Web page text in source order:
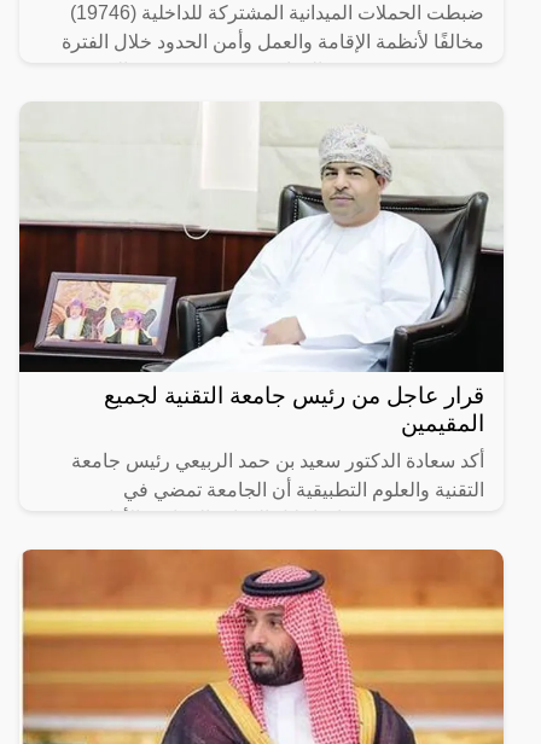
ضبطت الحملات الميدانية المشتركة للداخلية (19746)
مخالفًا لأنظمة الإقامة والعمل وأمن الحدود خلال الفترة
قرار عاجل من رئيس جامعة التقنية لجميع
المقيمين
أكد سعادة الدكتور سعيد بن حمد الربيعي رئيس جامعة
التقنية والعلوم التطبيقية أن الجامعة تمضي في
بإحلال